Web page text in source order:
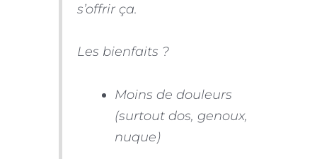
s’offrir ça.
Les bienfaits ?
Moins de douleurs
(surtout dos, genoux,
nuque)